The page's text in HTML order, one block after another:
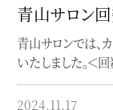
青山サロン
青山サロンでは、
いたしました。＜
2024.11.17
オンラインレ
オンラインで完結
2023.05.22
着付け教室／講座／イ